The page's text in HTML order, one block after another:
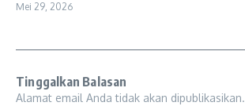
Mei 29, 2026
Tinggalkan Balasan
Alamat email Anda tidak akan dipublikasikan.